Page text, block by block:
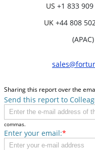
US +1 833
UK +44 808
Sharing this report over the
Send this report to
commas.
Enter your email:*